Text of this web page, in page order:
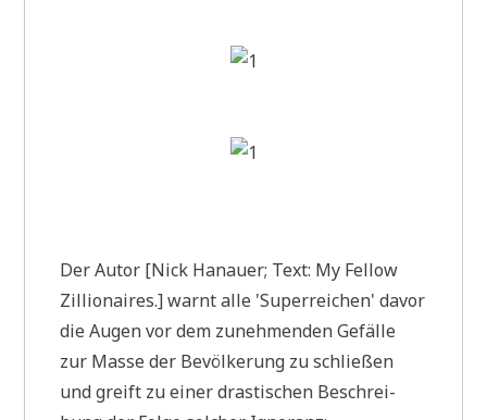
3
1
.
2
:
0
h
Der Autor [Nick Hanau­er; Text: My Fel­low
Zil­lion­aires.] warnt alle 'Super­rei­chen' davor
die Augen vor dem zuneh­men­den Gefäl­le
zur Mas­se der Bevöl­ke­rung zu schlie­ßen
und greift zu einer dra­sti­schen Beschrei­